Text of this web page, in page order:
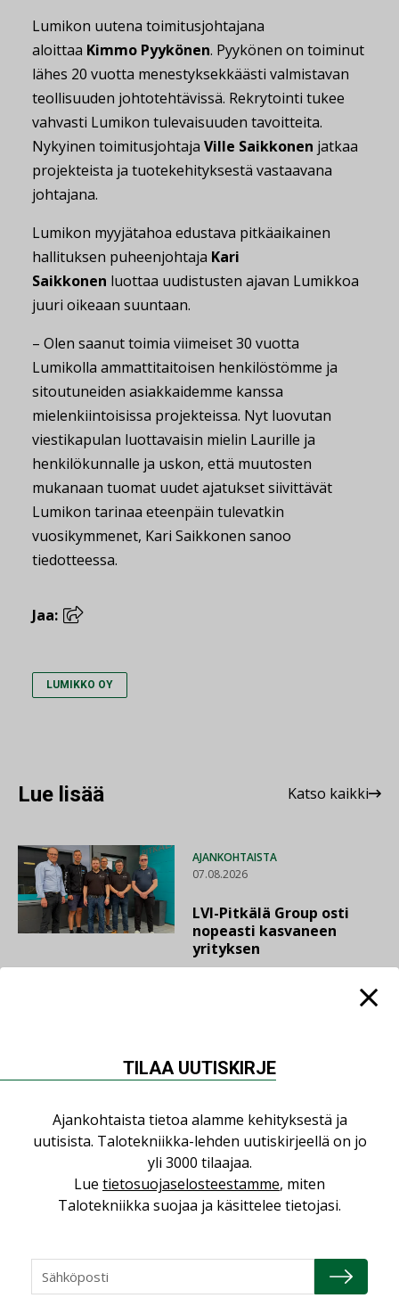
Lumikon uutena toimitusjohtajana
aloittaa Kimmo Pyykönen. Pyykönen on toiminut
lähes 20 vuotta menestyksekkäästi valmistavan
teollisuuden johtotehtävissä. Rekrytointi tukee
vahvasti Lumikon tulevaisuuden tavoitteita.
Nykyinen toimitusjohtaja Ville Saikkonen jatkaa
projekteista ja tuotekehityksestä vastaavana
johtajana.
Lumikon myyjätahoa edustava pitkäaikainen
hallituksen puheenjohtaja Kari
Saikkonen luottaa uudistusten ajavan Lumikkoa
juuri oikeaan suuntaan.
– Olen saanut toimia viimeiset 30 vuotta
Lumikolla ammattitaitoisen henkilöstömme ja
sitoutuneiden asiakkaidemme kanssa
mielenkiintoisissa projekteissa. Nyt luovutan
viestikapulan luottavaisin mielin Laurille ja
henkilökunnalle ja uskon, että muutosten
mukanaan tuomat uudet ajatukset siivittävät
Lumikon tarinaa eteenpäin tulevatkin
vuosikymmenet, Kari Saikkonen sanoo
tiedotteessa.
Jaa:
LUMIKKO OY
Lue lisää Katso kaikki
AJANKOHTAISTA
07.08.2026
LVI-Pitkälä Group osti
nopeasti kasvaneen
yrityksen
Puutteellinen eristys
lisää lämpöhäviöitä
AJANKOHTAISTA
05.08.2026
kilpailuedut syntyvät,
TILAA UUTISKIRJE
Ajankohtaista tietoa alamme kehityksestä ja
uutisista. Talotekniikka-lehden uutiskirjeellä on jo
yli 3000 tilaajaa.
Lue tietosuojaselosteestamme, miten
Talotekniikka suojaa ja käsittelee tietojasi.